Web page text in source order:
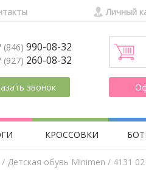
Личный
(846) 990-08-32
(927) 260-08-32
звонок
КРОССОВКИ
/ Детская обувь Minimen / 4131